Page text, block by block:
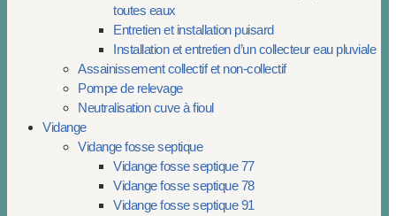
toutes eaux
Entretien et installation puisard
Installation et entretien d’un collecteur eau pluviale
Assainissement collectif et non-collectif
Pompe de relevage
Neutralisation cuve à fioul
Vidange
Vidange fosse septique
Vidange fosse septique 77
Vidange fosse septique 78
Vidange fosse septique 91